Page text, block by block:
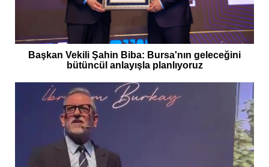
Başkan Vekili Şahin Biba: Bursa'nın geleceğini
bütüncül anlayışla planlıyoruz